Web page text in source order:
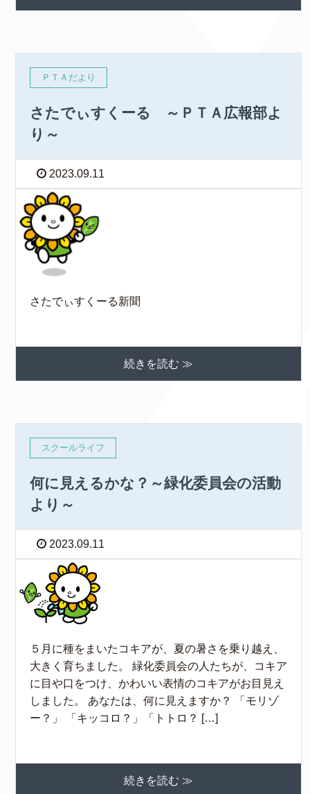
ＰＴＡだより
さたでぃすくーる ～ＰＴＡ広報部よ
り～
2023.09.11
さたでぃすくーる新聞
続きを読む ≫
スクールライフ
何に見えるかな？～緑化委員会の活動
より～
2023.09.11
５月に種をまいたコキアが、夏の暑さを乗り越え、
大きく育ちました。 緑化委員会の人たちが、コキア
に目や口をつけ、かわいい表情のコキアがお目見え
しました。 あなたは、何に見えますか？ 「モリゾ
ー？」 「キッコロ？」「トトロ？ […]
続きを読む ≫